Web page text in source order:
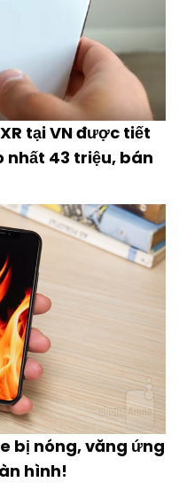
tại VN được tiết
nhất 43 triệu, bán
bị nóng, văng ứng
hình!